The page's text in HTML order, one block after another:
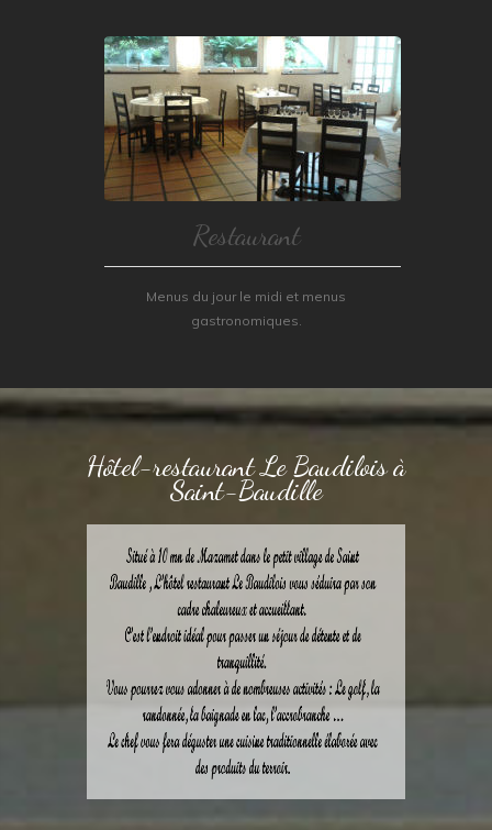
Restaurant
Menus du jour le midi et menus
gastronomiques.
Hôtel-restaurant Le Baudilois à
Saint-Baudille